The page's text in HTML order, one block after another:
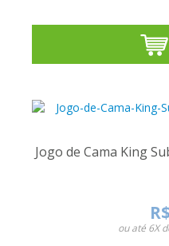
Jogo de Cama King
ou até6X